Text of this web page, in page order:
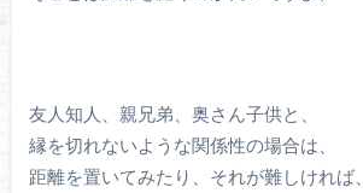
友人知人、親兄弟、奥さん子供と、
縁を切れないような関係性の場合は、
距離を置いてみたり、それが難しければ、